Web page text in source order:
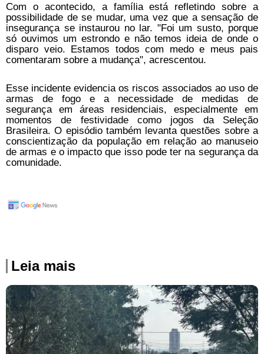
Com o acontecido, a família está refletindo sobre a
possibilidade de se mudar, uma vez que a sensação de
insegurança se instaurou no lar. "Foi um susto, porque
só ouvimos um estrondo e não temos ideia de onde o
disparo veio. Estamos todos com medo e meus pais
comentaram sobre a mudança", acrescentou.
Esse incidente evidencia os riscos associados ao uso de
armas de fogo e a necessidade de medidas de
segurança em áreas residenciais, especialmente em
momentos de festividade como jogos da Seleção
Brasileira. O episódio também levanta questões sobre a
conscientização da população em relação ao manuseio
de armas e o impacto que isso pode ter na segurança da
comunidade.
Leia mais